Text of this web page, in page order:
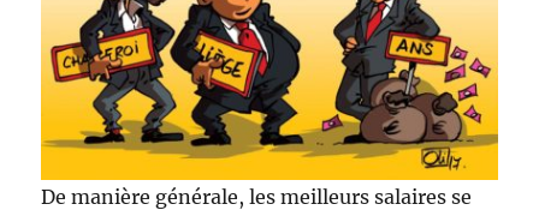
De manière générale, les meilleurs salaires se